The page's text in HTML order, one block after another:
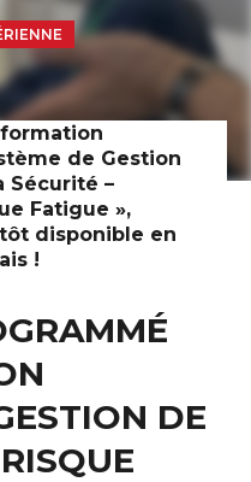
de Gestion
Sécurité –
Fatigue »,
disponible en
!
DE